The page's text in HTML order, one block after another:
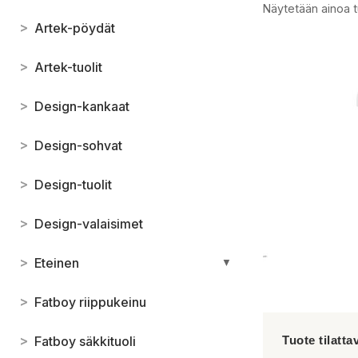
> Artek-pöydät
> Artek-tuolit
> Design-kankaat
> Design-sohvat
> Design-tuolit
> Design-valaisimet
> Eteinen ▼
> Fatboy riippukeinu
> Fatboy säkkituoli
Näytetään ainoa